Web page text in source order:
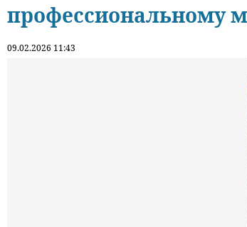
профессиональному
09.02.2026 11:43